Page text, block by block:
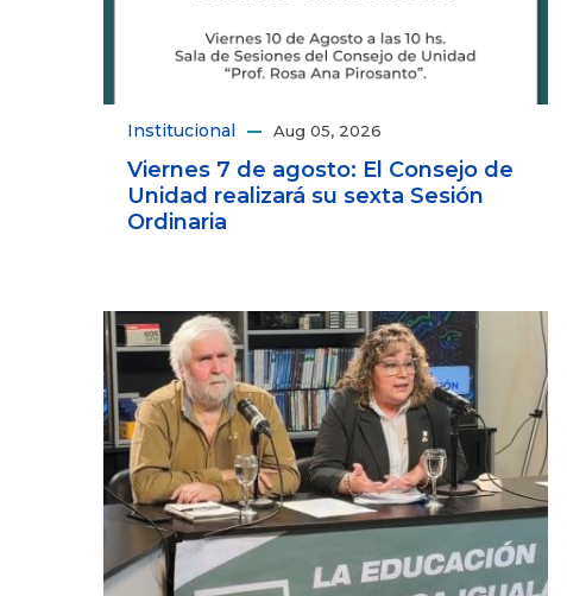
Institucional Aug 05, 2026
Viernes 7 de agosto: El Consejo de
Unidad realizará su sexta Sesión
Ordinaria